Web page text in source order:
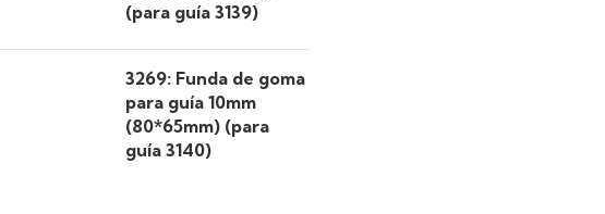
(para guía 3139)
3269: Funda de goma
para guía 10mm
(80*65mm) (para
guía 3140)